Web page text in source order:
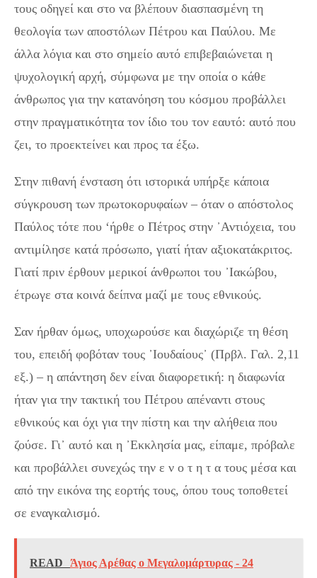
τους οδηγεί και στο να βλέπουν διασπασμένη τη
θεολογία των αποστόλων Πέτρου και Παύλου. Με
άλλα λόγια και στο σημείο αυτό επιβεβαιώνεται η
ψυχολογική αρχή, σύμφωνα με την οποία ο κάθε
άνθρωπος για την κατανόηση του κόσμου προβάλλει
στην πραγματικότητα τον ίδιο του τον εαυτό: αυτό που
ζει, το προεκτείνει και προς τα έξω.
Στην πιθανή ένσταση ότι ιστορικά υπήρξε κάποια
σύγκρουση των πρωτοκορυφαίων – όταν ο απόστολος
Παύλος τότε που ‘ήρθε ο Πέτρος στην ᾽Αντιόχεια, του
αντιμίλησε κατά πρόσωπο, γιατί ήταν αξιοκατάκριτος.
Γιατί πριν έρθουν μερικοί άνθρωποι του ᾽Ιακώβου,
έτρωγε στα κοινά δείπνα μαζί με τους εθνικούς.
Σαν ήρθαν όμως, υποχωρούσε και διαχώριζε τη θέση
του, επειδή φοβόταν τους ᾽Ιουδαίους᾽ (Πρβλ. Γαλ. 2,11
εξ.) – η απάντηση δεν είναι διαφορετική: η διαφωνία
ήταν για την τακτική του Πέτρου απέναντι στους
εθνικούς και όχι για την πίστη και την αλήθεια που
ζούσε. Γι᾽ αυτό και η ᾽Εκκλησία μας, είπαμε, πρόβαλε
και προβάλλει συνεχώς την ε ν ο τ η τ α τους μέσα και
από την εικόνα της εορτής τους, όπου τους τοποθετεί
σε εναγκαλισμό.
READ
Άγιος Αρέθας ο Μεγαλομάρτυρας - 24